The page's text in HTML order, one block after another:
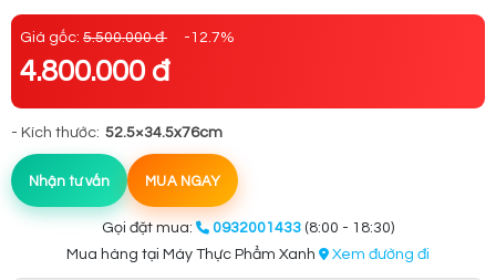
Giá gốc: 5.500.000 đ -12.7%
4.800.000 đ
- Kích thước: 52.5×34.5x76cm
Nhận tư vấn MUA NGAY
Gọi đặt mua: 0932001433 (8:00 - 18:30)
Mua hàng tại Máy Thực Phẩm Xanh
Xem đường đi